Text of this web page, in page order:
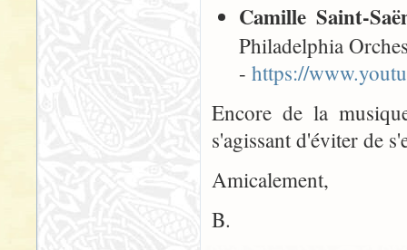
Camille Saint-
Philadelphia
- https://
Encore de la
s'agissant d'éviter de
Amicalement,
B.